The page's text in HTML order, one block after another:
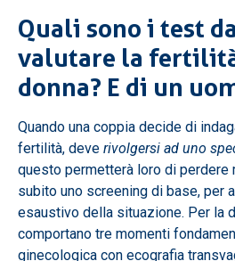
Quali sono i test
valutare la
donna? E di un
Quando una coppia decide di
fertilità, deve rivolgersi ad uno
questo permetterà loro di perdere
subito uno screening di base, per
esaustivo della situazione. Per la
comportano tre momenti
ginecologica con ecografia